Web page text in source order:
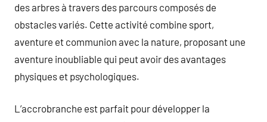
des arbres à travers des parcours composés de
obstacles variés. Cette activité combine sport,
aventure et communion avec la nature, proposant une
aventure inoubliable qui peut avoir des avantages
physiques et psychologiques.
L’accrobranche est parfait pour développer la